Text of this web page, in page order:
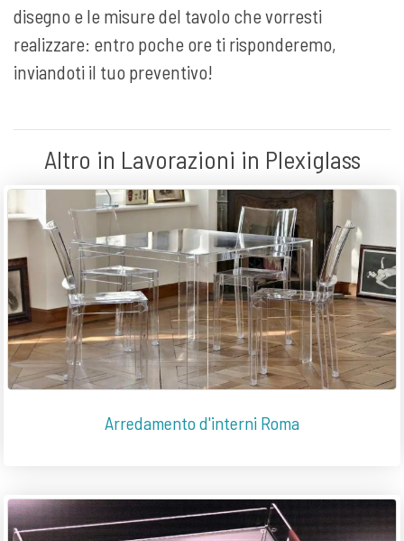
disegno e le misure del tavolo che vorresti
realizzare: entro poche ore ti risponderemo,
inviandoti il tuo preventivo!
Altro in Lavorazioni in Plexiglass
Arredamento d'interni Roma